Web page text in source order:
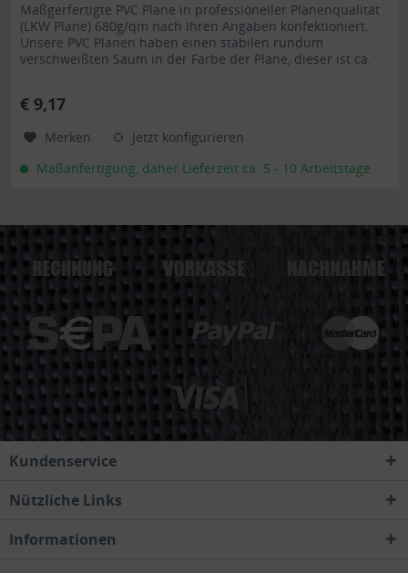
Maßgerfertigte PVC Plane in professioneller Planenqualität
(LKW Plane) 680g/qm nach Ihren Angaben konfektioniert.
Unsere PVC Planen haben einen stabilen rundum
verschweißten Saum in der Farbe der Plane, dieser ist ca.
Die PVC Plane ist UV-stabilisiert und somit...
€ 9,17
Merken
Jetzt konfigurieren
Maßanfertigung, daher Lieferzeit ca. 5 - 10 Arbeitstage
Kundenservice
Nützliche Links
Informationen